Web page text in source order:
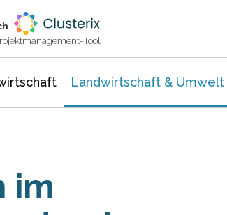
Tool
Landwirtschaft & Umwelt
im